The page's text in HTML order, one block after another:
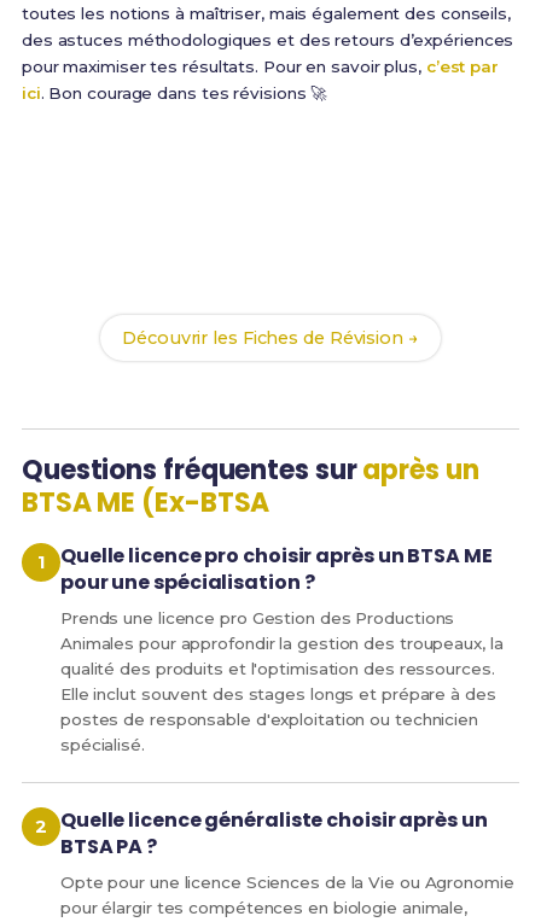
toutes les notions à maîtriser, mais également des conseils,
des astuces méthodologiques et des retours d’expériences
pour maximiser tes résultats. Pour en savoir plus, c’est par
ici. Bon courage dans tes révisions 🚀
Découvrir les Fiches de Révision →
Questions fréquentes suraprès un
BTSA ME (Ex-BTSA
Quelle licence pro choisir après un BTSA ME
pour une spécialisation ?
Prends une licence pro Gestion des Productions
Animales pour approfondir la gestion des troupeaux, la
qualité des produits et l'optimisation des ressources.
Elle inclut souvent des stages longs et prépare à des
postes de responsable d'exploitation ou technicien
spécialisé.
Quelle licence généraliste choisir après un
BTSA PA ?
Opte pour une licence Sciences de la Vie ou Agronomie
pour élargir tes compétences en biologie animale,